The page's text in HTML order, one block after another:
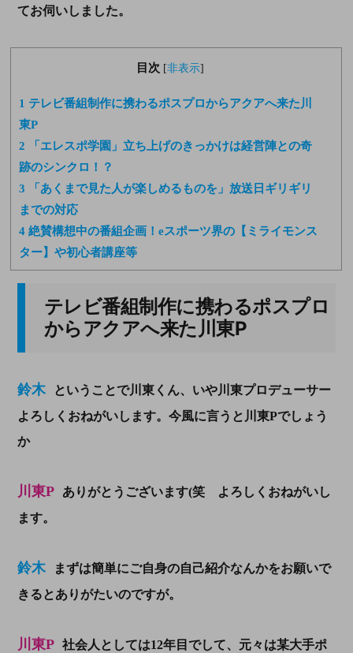
てお伺いしました。
目次 [非表示]
1 テレビ番組制作に携わるポスプロからアクアへ来た川
東P
2 「エレスポ学園」立ち上げのきっかけは経営陣との奇
跡のシンクロ！？
3 「あくまで見た人が楽しめるものを」放送日ギリギリ
までの対応
4 絶賛構想中の番組企画！eスポーツ界の【ミライモンス
ター】や初心者講座等
テレビ番組制作に携わるポスプロ
からアクアへ来た川東P
鈴木
ということで川東くん、いや川東プロデューサー
よろしくおねがいします。今風に言うと川東Pでしょう
か
川東P
ありがとうございます(笑 よろしくおねがいし
ます。
鈴木
まずは簡単にご自身の自己紹介なんかをお願いで
きるとありがたいのですが。
川東P
社会人としては12年目でして、元々は某大手ポ